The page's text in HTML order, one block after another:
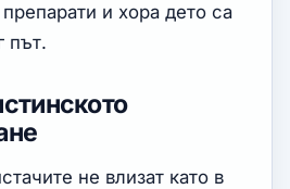
и хора дето са
път.
не влизат като в